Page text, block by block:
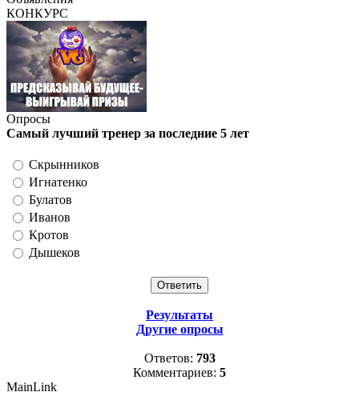
КОНКУРС
Опросы
Самый лучший тренер за последние 5 лет
Скрынников
Игнатенко
Булатов
Иванов
Кротов
Дышеков
Результаты
Другие опросы
Ответов: 793
Комментариев: 5
MainLink